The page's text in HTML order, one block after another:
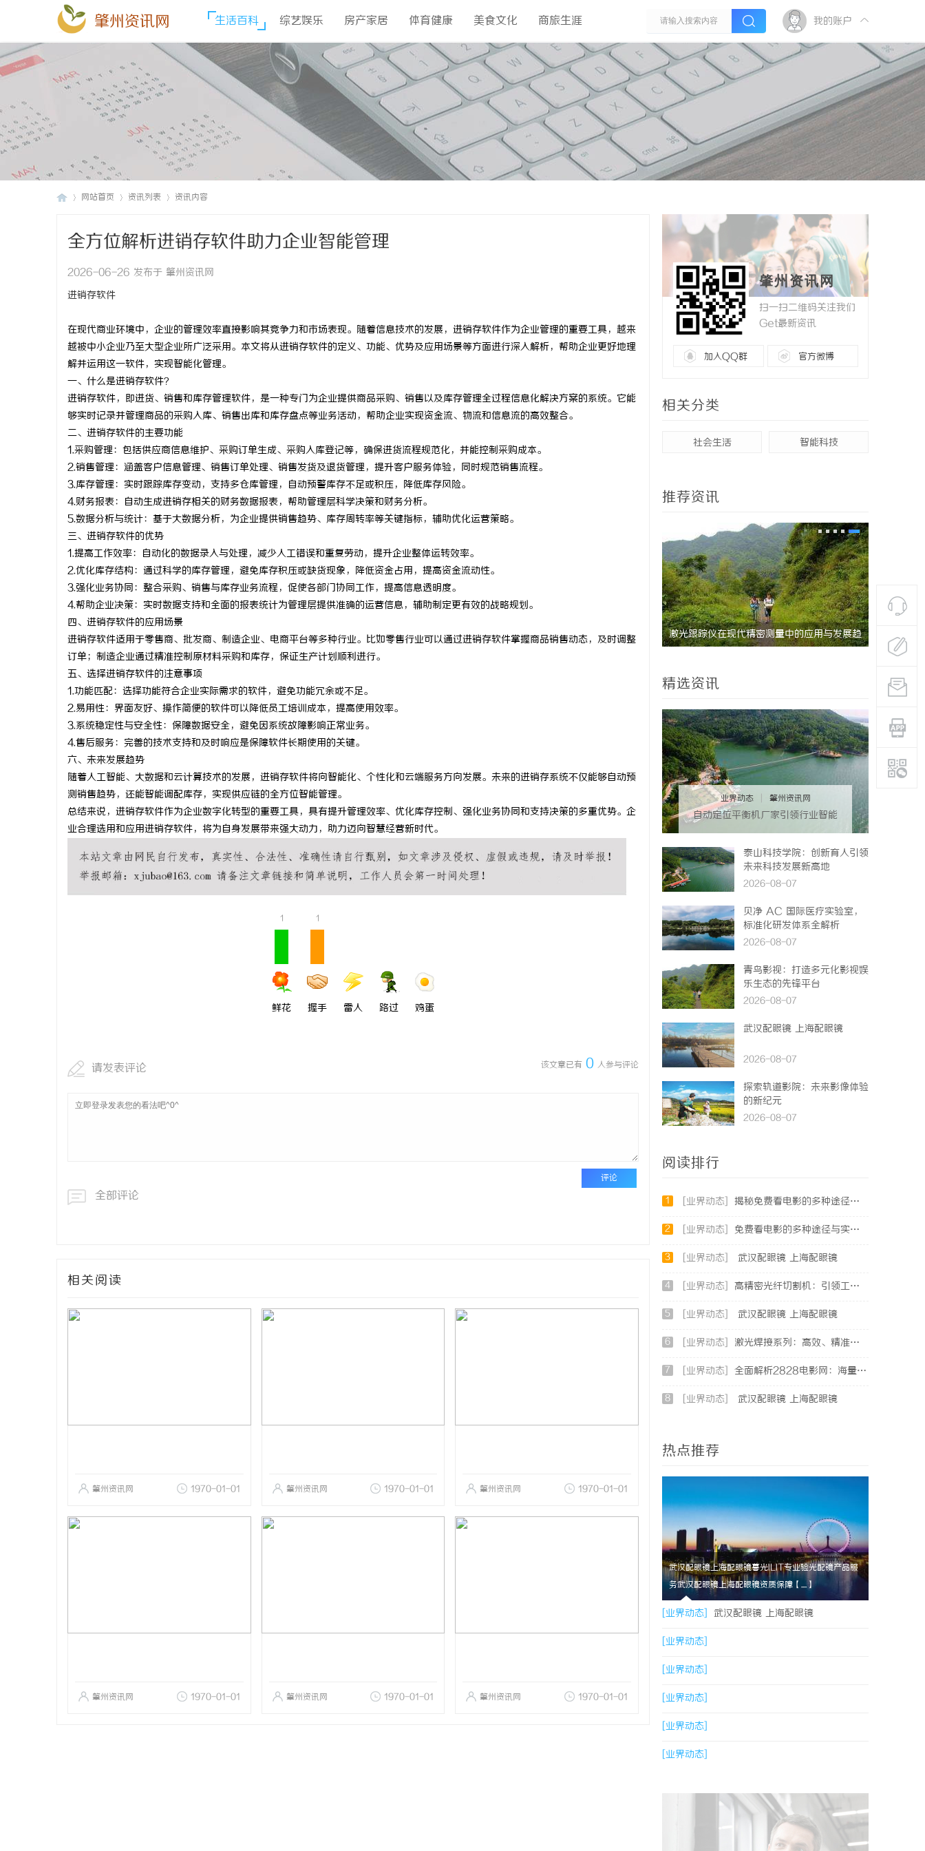
肇州资讯网 生活百科 综艺娱乐 房产家居 体育健康 美食文化 商旅生涯 我的账户
网站首页 资讯列表 资讯内容
全方位解析进销存软件助力企业智能管理
2026-06-26 发布于 肇州资讯网
进销存软件
在现代商业环境中，企业的管理效率直接影响其竞争力和市场表现。随着信息技术的发展，进销存软件作为企业管理的重要工具，越来
越被中小企业乃至大型企业所广泛采用。本文将从进销存软件的定义、功能、优势及应用场景等方面进行深入解析，帮助企业更好地理
解并运用这一软件，实现智能化管理。
一、什么是进销存软件？
进销存软件，即进货、销售和库存管理软件，是一种专门为企业提供商品采购、销售以及库存管理全过程信息化解决方案的系统。它能
够实时记录并管理商品的采购入库、销售出库和库存盘点等业务活动，帮助企业实现资金流、物流和信息流的高效整合。
二、进销存软件的主要功能
1.采购管理：包括供应商信息维护、采购订单生成、采购入库登记等，确保进货流程规范化，并能控制采购成本。
2.销售管理：涵盖客户信息管理、销售订单处理、销售发货及退货管理，提升客户服务体验，同时规范销售流程。
3.库存管理：实时跟踪库存变动，支持多仓库管理，自动预警库存不足或积压，降低库存风险。
4.财务报表：自动生成进销存相关的财务数据报表，帮助管理层科学决策和财务分析。
5.数据分析与统计：基于大数据分析，为企业提供销售趋势、库存周转率等关键指标，辅助优化运营策略。
三、进销存软件的优势
1.提高工作效率：自动化的数据录入与处理，减少人工错误和重复劳动，提升企业整体运转效率。
2.优化库存结构：通过科学的库存管理，避免库存积压或缺货现象，降低资金占用，提高资金流动性。
3.强化业务协同：整合采购、销售与库存业务流程，促使各部门协同工作，提高信息透明度。
4.帮助企业决策：实时数据支持和全面的报表统计为管理层提供准确的运营信息，辅助制定更有效的战略规划。
四、进销存软件的应用场景
进销存软件适用于零售商、批发商、制造企业、电商平台等多种行业。比如零售行业可以通过进销存软件掌握商品销售动态，及时调整
订单；制造企业通过精准控制原材料采购和库存，保证生产计划顺利进行。
五、选择进销存软件的注意事项
1.功能匹配：选择功能符合企业实际需求的软件，避免功能冗余或不足。
2.易用性：界面友好、操作简便的软件可以降低员工培训成本，提高使用效率。
3.系统稳定性与安全性：保障数据安全，避免因系统故障影响正常业务。
4.售后服务：完善的技术支持和及时响应是保障软件长期使用的关键。
六、未来发展趋势
随着人工智能、大数据和云计算技术的发展，进销存软件将向智能化、个性化和云端服务方向发展。未来的进销存系统不仅能够自动预
测销售趋势，还能智能调配库存，实现供应链的全方位智能管理。
总结来说，进销存软件作为企业数字化转型的重要工具，具有提升管理效率、优化库存控制、强化业务协同和支持决策的多重优势。企
业合理选用和应用进销存软件，将为自身发展带来强大动力，助力迈向智慧经营新时代。
1
鲜花
1
握手 雷人 路过 鸡蛋
该文章已有 0 人参与评论
请发表评论
评论
全部评论
相关阅读
肇州资讯网 1970-01-01 肇州资讯网 1970-01-01 肇州资讯网 1970-01-01
肇州资讯网 1970-01-01 肇州资讯网 1970-01-01 肇州资讯网 1970-01-01
肇州资讯网
扫一扫二维码关注我们
Get最新资讯
加入QQ群 官方微博
相关分类
社会生活 智能科技
推荐资讯
武汉配眼镜 上海配眼镜 武汉配眼镜 上海配眼镜 深度解析新明珠岩板官网：打造高品质岩板行 激光跟踪仪在现代精密测量中的应用与发展趋
精选资讯
业界动态 肇州资讯网
自动定位平衡机厂家引领行业智能
泰山科技学院：创新育人引领
未来科技发展新高地
2026-08-07
贝净 AC 国际医疗实验室，
标准化研发体系全解析
2026-08-07
青鸟影视：打造多元化影视娱
乐生态的先锋平台
2026-08-07
武汉配眼镜 上海配眼镜
2026-08-07
探索轨道影院：未来影像体验
的新纪元
2026-08-07
阅读排行
1 [业界动态] 揭秘免费看电影的多种途径及注意事项详解
2 [业界动态] 免费看电影的多种途径与实用攻略详解
3 [业界动态] 武汉配眼镜 上海配眼镜
4 [业界动态] 高精密光纤切割机：引领工业制造新时代的利器
5 [业界动态] 武汉配眼镜 上海配眼镜
6 [业界动态] 激光焊接系列：高效、精准及环保的制造解决方案
7 [业界动态] 全面解析2828电影网：海量影视资源的优质观看平台
8 [业界动态] 武汉配眼镜 上海配眼镜
热点推荐
武汉配眼镜上海配眼镜暮光ILIT专业验光配镜产品服
务武汉配眼镜上海配眼镜资质保障【....】
[业界动态] 武汉配眼镜 上海配眼镜
[业界动态]
[业界动态]
[业界动态]
[业界动态]
[业界动态]